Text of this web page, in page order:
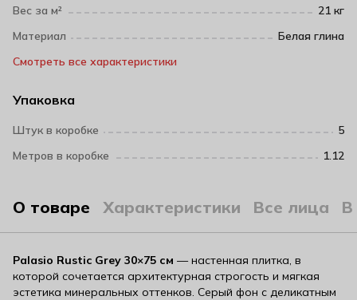
Вес за м²
21 кг
Материал
Белая глина
Смотреть все характеристики
Упаковка
Штук в коробке
5
Метров в коробке
1.12
О товаре Характеристики Все лица В
Palasio Rustic Grey 30×75 см — настенная плитка, в
которой сочетается архитектурная строгость и мягкая
эстетика минеральных оттенков. Серый фон с деликатным